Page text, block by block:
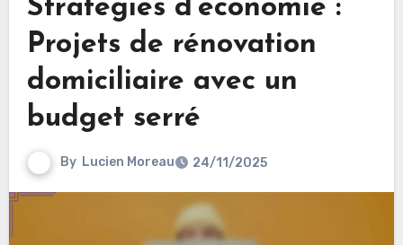
Stratégies d’économie :
Projets de rénovation
domiciliaire avec un
budget serré
By Lucien Moreau 24/11/2025